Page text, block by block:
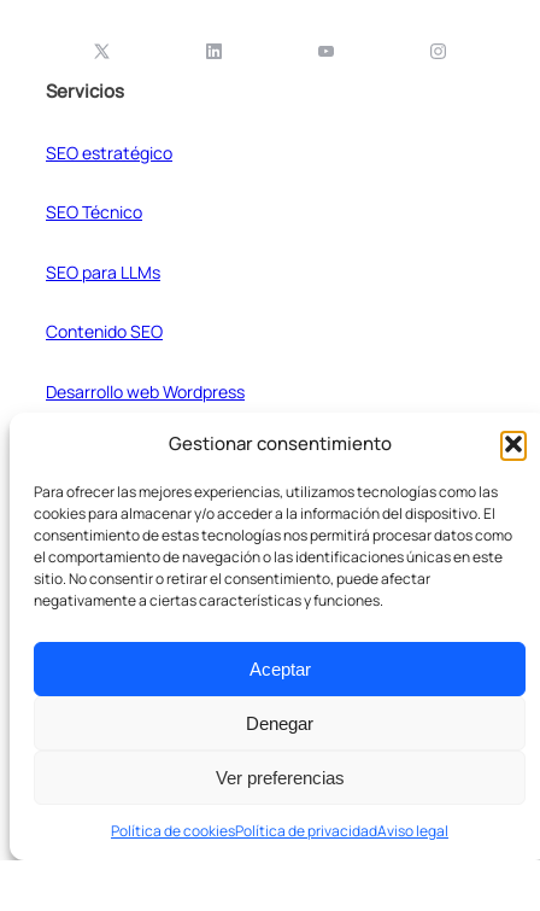
Gestionar consentimiento
Para ofrecer las mejores experiencias, utilizamos tecnologías como las
cookies para almacenar y/o acceder a la información del dispositivo. El
consentimiento de estas tecnologías nos permitirá procesar datos como
el comportamiento de navegación o las identificaciones únicas en este
sitio. No consentir o retirar el consentimiento, puede afectar
negativamente a ciertas características y funciones.
Aceptar
Denegar
Ver preferencias
Política de cookiesPolítica de privacidadAviso legal
Servicios
SEO estratégico
SEO Técnico
SEO para LLMs
Contenido SEO
Desarrollo web Wordpress
Blog
Casos de estudio
Formateador de texto
Empresa